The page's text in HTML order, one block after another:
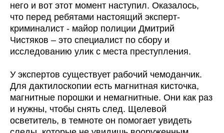
него и вот этот момент наступил. Оказалось,
что перед ребятами настоящий эксперт-
криминалист - майор полиции Дмитрий
Чистяков – это специалист по сбору и
исследованию улик с места преступления.
У экспертов существует рабочий чемоданчик.
Для дактилоскопии есть магнитная кисточка,
магнитные порошки и немагнитные. Они как раз
и нужны, чтобы снять след. Щелевой
осветитель, в темноте он помогает увидеть